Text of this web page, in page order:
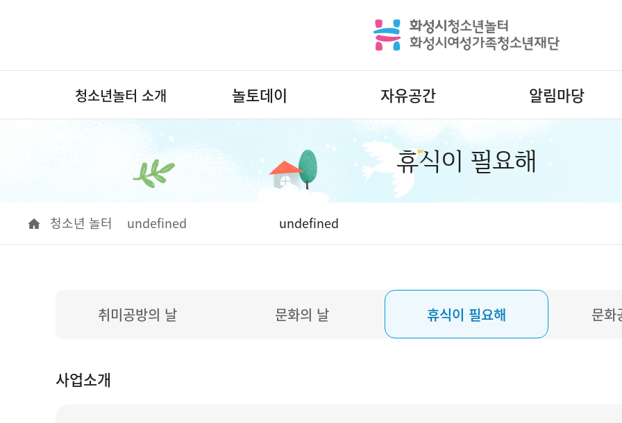
청소년놀터 소개 놀토데이 자유공간 알림마당
휴식이 필요해
청소년 놀터 undefined undefined
취미공방의 날 문화의 날 휴식이 필요해 문화
사업소개